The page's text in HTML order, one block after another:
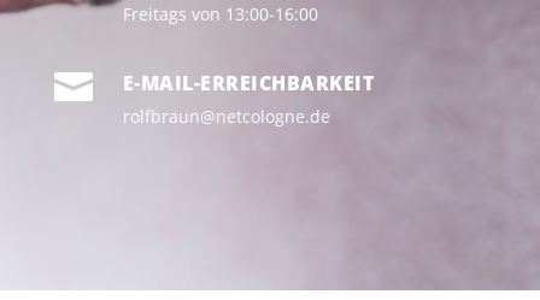
Freitags von 13:00-16:00
 E-MAIL-ERREICHBARKEIT
rolfbraun@netcologne.de